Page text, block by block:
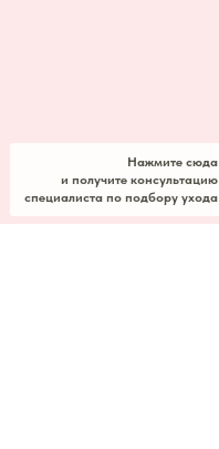
Нажмите сюда
и получите консультацию
специалиста по подбору ухода